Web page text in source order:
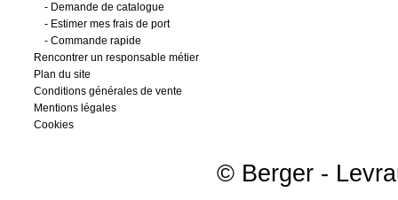
- Demande de catalogue
- Estimer mes frais de port
- Commande rapide
Rencontrer un responsable métier
Plan du site
Conditions générales de vente
Mentions légales
Cookies
© Berger -